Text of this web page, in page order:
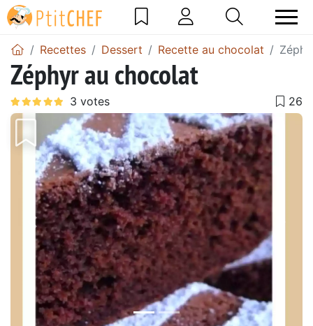
Recettes Dessert Recette au chocolat
Zéphyr au chocolat
Précédent